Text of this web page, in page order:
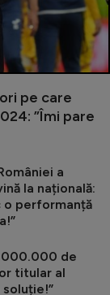
pe care
”Îmi pare
a
la națională:
o performanță
de
titular al